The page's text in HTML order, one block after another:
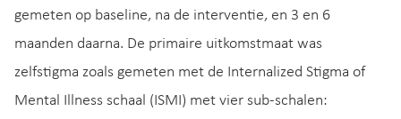
gemeten op baseline, na de interventie, en 3 en 6
maanden daarna. De primaire uitkomstmaat was
zelfstigma zoals gemeten met de Internalized Stigma of
Mental Illness schaal (ISMI) met vier sub-schalen: